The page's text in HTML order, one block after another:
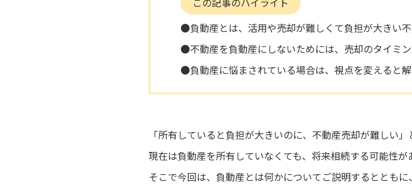
●負動産とは、活用や売却が難しくて負担が大きい
●不動産を負動産にしないためには、売却のタイミ
●負動産に悩まされている場合は、視点を変えると
「所有していると負担が大きいのに、不動産売却が難しい
現在は負動産を所有していなくても、将来相続する可能性が
そこで今回は、負動産とは何かについてご説明するととも